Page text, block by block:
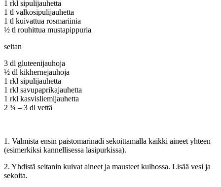
1 rkl sipulijauhetta
1 tl valkosipulijauhetta
1 tl kuivattua rosmariinia
½ tl rouhittua mustapippuria
seitan
3 dl gluteenijauhoja
½ dl kikhernejauhoja
1 rkl sipulijauhetta
1 rkl savupaprikajauhetta
1 rkl kasvisliemijauhetta
2 ¾ – 3 dl vettä
1. Valmista ensin paistomarinadi sekoittamalla kaikki aineet yhteen
(esimerkiksi kannellisessa lasipurkissa).
2. Yhdistä seitanin kuivat aineet ja mausteet kulhossa. Lisää vesi ja
sekoita.